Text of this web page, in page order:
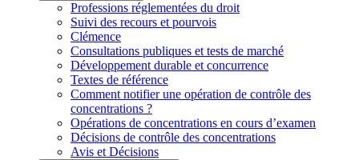
Professions réglementées du droit
Suivi des recours et pourvois
Clémence
Consultations publiques et tests de marché
Développement durable et concurrence
Textes de référence
Comment notifier une opération de contrôle des
concentrations ?
Opérations de concentrations en cours d’examen
Décisions de contrôle des concentrations
Avis et Décisions